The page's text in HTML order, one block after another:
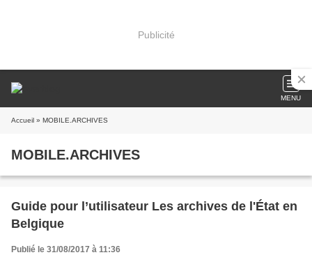
Publicité
MENU
Accueil » MOBILE.ARCHIVES
MOBILE.ARCHIVES
Guide pour l’utilisateur Les archives de l'État en
Belgique
Publié le 31/08/2017 à 11:36